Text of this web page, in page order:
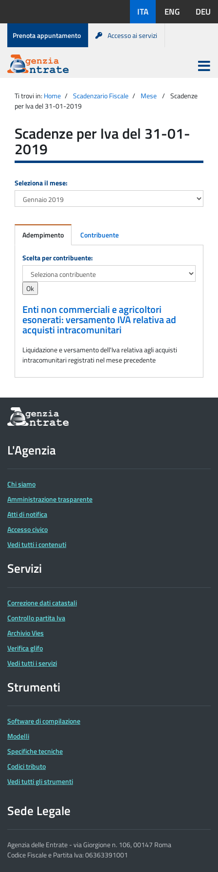
contenuto
disponibili:
ITA ENG DEU
Menu
di
servizio
Prenota appuntamento Accesso ai servizi
Agenzia
Entrate
Apri
menu
principale
Ti trovi in: Home Scadenzario Fiscale Mese
Scadenze
per Iva del 31-01-2019
Scadenze per Iva del 31-01-
2019
Seleziona il mese:
Adempimento Contribuente
Adempimento
Scelta per contribuente:
Enti non commerciali e agricoltori
esonerati: versamento IVA relativa ad
acquisti intracomunitari
Liquidazione e versamento dell'Iva relativa agli acquisti
intracomunitari registrati nel mese precedente
Informazioni
sul
dell'Agenzia
delle
Entrate
L'Agenzia
Chi siamo
Amministrazione trasparente
Atti di notifica
Accesso civico
Vedi tutti i contenuti
Servizi
Correzione dati catastali
Controllo partita Iva
Archivio Vies
Verifica glifo
Vedi tutti i servizi
Strumenti
Software di compilazione
Modelli
Specifiche tecniche
Codici tributo
Vedi tutti gli strumenti
Sede Legale
Agenzia delle Entrate - via Giorgione n. 106, 00147 Roma
Codice Fiscale e Partita Iva: 06363391001